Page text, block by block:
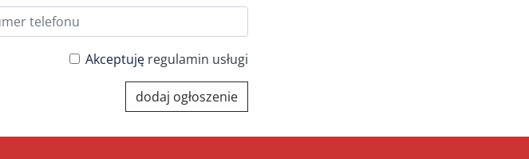
Akceptuję regulamin usługi
dodaj ogłoszenie